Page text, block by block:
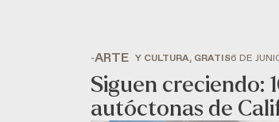
-ARTE Y CULTURA, GRATIS6 DE
Siguen creciendo:
autóctonas de